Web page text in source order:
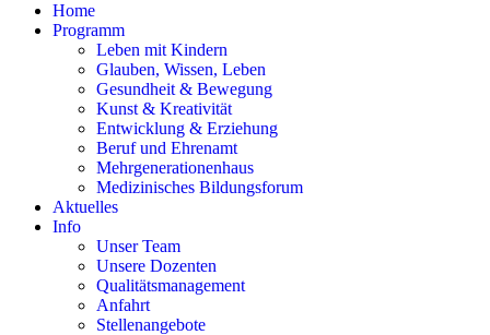
Home
Programm
Leben mit Kindern
Glauben, Wissen, Leben
Gesundheit & Bewegung
Kunst & Kreativität
Entwicklung & Erziehung
Beruf und Ehrenamt
Mehrgenerationenhaus
Medizinisches Bildungsforum
Aktuelles
Info
Unser Team
Unsere Dozenten
Qualitätsmanagement
Anfahrt
Stellenangebote